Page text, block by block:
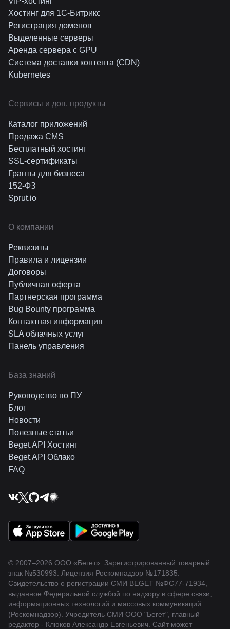
Хостинг для 1C-Битрикс
Регистрация доменов
Выделенные серверы
Аренда сервера с GPU
Система доставки контента (CDN)
Kubernetes
Cервисы и доп. продукты
Каталог приложений
Продажа CMS
Бесплатный хостинг
SSL-сертификаты
Гранты для бизнеса
152-ФЗ
Sprut.io
О компании
Реквизиты
Правила и лицензии
Договоры
Публичная оферта
Партнерская программа
Bug Bounty программа
Контактная информация
SLA облачных услуг
Панель управления
База знаний
Руководство по ПУ
Блог
Новости
Полезные статьи
Beget.API Хостинг
Beget.API Облако
FAQ
© 2007–2026 ООО «Бегет». Зарегистрированный товарный
знак №530993 Лицензия Роскомнадзор №171835
Свидетельство о регистрации СМИ BEGET №ФС77-71934
выданное Федеральной службой по надзору в сфере связи,
информационных технологий и массовых коммуникаций
(Роскомнадзор). Учредитель СМИ ООО "Бегет", главный
редактор - Клюков Александр Евгеньевич. Сайт может